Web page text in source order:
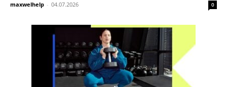
maxwelhelp - 04.07.2026 0